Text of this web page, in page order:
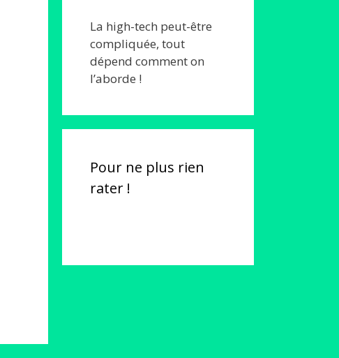
La high-tech peut-être
compliquée, tout
dépend comment on
l’aborde !
Pour ne plus rien
rater !